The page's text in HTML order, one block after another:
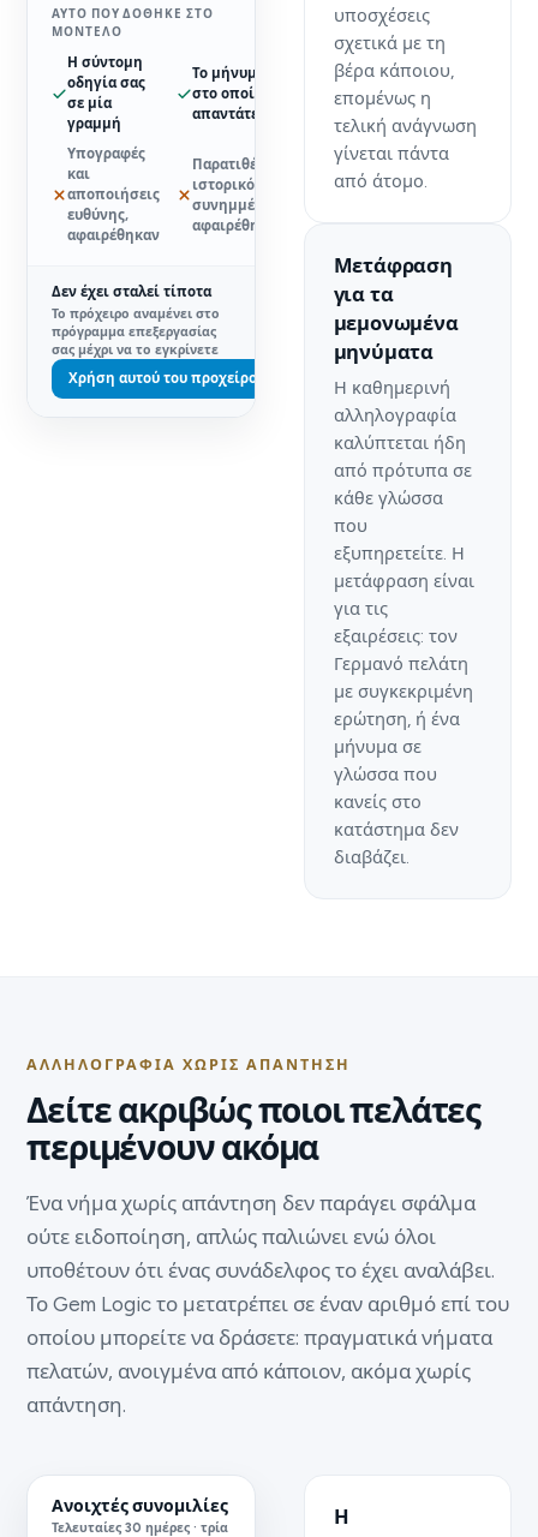
ΑΥΤΌ ΠΟΥ ΔΌΘΗΚΕ ΣΤΟ
ΜΟΝΤΈΛΟ
Η σύντομη
οδηγία σας
σε μία
γραμμή
Το μήνυμα
στο οποίο
απαντάτε
Υπογραφές
και
αποποιήσεις
ευθύνης,
αφαιρέθηκαν
Παρατιθέμενο
ιστορικό και
συνημμένα,
αφαιρέθηκαν
Δεν έχει σταλεί τίποτα
Το πρόχειρο αναμένει στο
πρόγραμμα επεξεργασίας
σας μέχρι να το εγκρίνετε
Χρήση αυτού του προχείρου
υποσχέσεις
σχετικά με τη
βέρα κάποιου,
επομένως η
τελική ανάγνωση
γίνεται πάντα
από άτομο.
Μετάφραση
για τα
μεμονωμένα
μηνύματα
Η καθημερινή
αλληλογραφία
καλύπτεται ήδη
από πρότυπα σε
κάθε γλώσσα
που
εξυπηρετείτε. Η
μετάφραση είναι
για τις
εξαιρέσεις: τον
Γερμανό πελάτη
με συγκεκριμένη
ερώτηση, ή ένα
μήνυμα σε
γλώσσα που
κανείς στο
κατάστημα δεν
διαβάζει.
ΑΛΛΗΛΟΓΡΑΦΊΑ ΧΩΡΊΣ ΑΠΆΝΤΗΣΗ
Δείτε ακριβώς ποιοι πελάτες
περιμένουν ακόμα
Ένα νήμα χωρίς απάντηση δεν παράγει σφάλμα
ούτε ειδοποίηση, απλώς παλιώνει ενώ όλοι
υποθέτουν ότι ένας συνάδελφος το έχει αναλάβει.
Το Gem Logic το μετατρέπει σε έναν αριθμό επί του
οποίου μπορείτε να δράσετε: πραγματικά νήματα
πελατών, ανοιγμένα από κάποιον, ακόμα χωρίς
απάντηση.
Ανοιχτές συνομιλίες
Τελευταίες 30 ημέρες · τρία
Η